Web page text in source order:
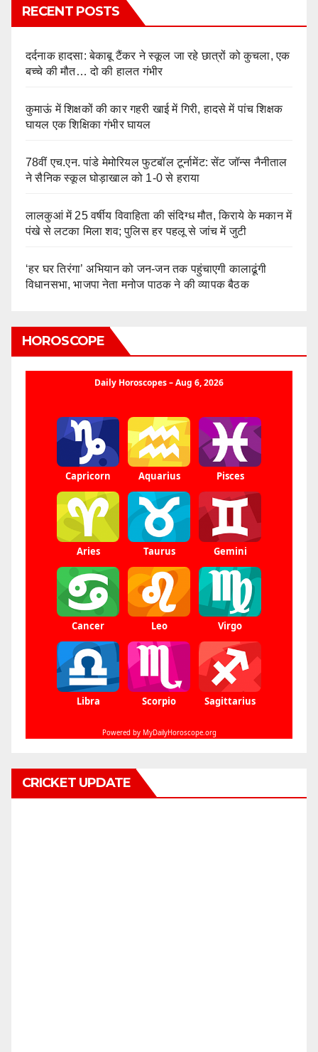
RECENT POSTS
दर्दनाक हादसा: बेकाबू टैंकर ने स्कूल जा रहे छात्रों को कुचला, एक
बच्चे की मौत… दो की हालत गंभीर
कुमाऊं में शिक्षकों की कार गहरी खाई में गिरी, हादसे में पांच शिक्षक
घायल एक शिक्षिका गंभीर घायल
78वीं एच.एन. पांडे मेमोरियल फुटबॉल टूर्नामेंट: सेंट जॉन्स नैनीताल
ने सैनिक स्कूल घोड़ाखाल को 1-0 से हराया
लालकुआं में 25 वर्षीय विवाहिता की संदिग्ध मौत, किराये के मकान में
पंखे से लटका मिला शव; पुलिस हर पहलू से जांच में जुटी
‘हर घर तिरंगा’ अभियान को जन-जन तक पहुंचाएगी कालाढूंगी
विधानसभा, भाजपा नेता मनोज पाठक ने की व्यापक बैठक
HOROSCOPE
CRICKET UPDATE